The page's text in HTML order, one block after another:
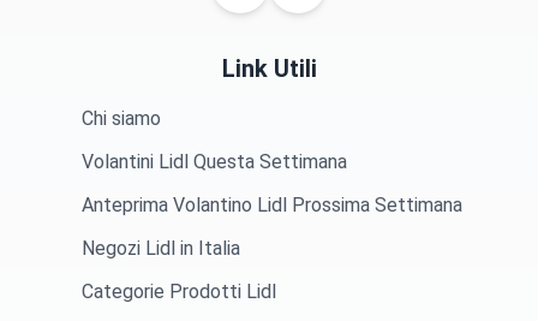
Link Utili
Chi siamo
Volantini Lidl Questa Settimana
Anteprima Volantino Lidl Prossima Settimana
Negozi Lidl in Italia
Categorie Prodotti Lidl